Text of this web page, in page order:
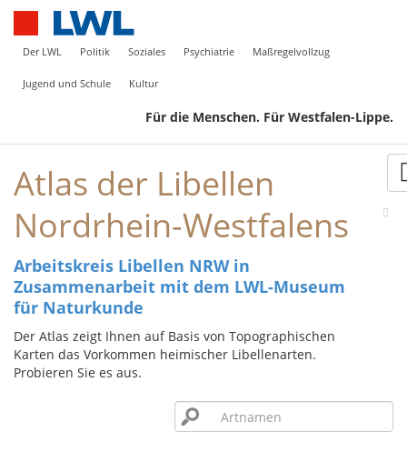
Der LWL Politik Soziales Psychiatrie Maßregelvollzug
Jugend und Schule Kultur
Für die Menschen. Für Westfalen-Lippe.
Atlas der Libellen
Nordrhein-Westfalens
Arbeitskreis Libellen NRW in
Zusammenarbeit mit dem LWL-Museum
für Naturkunde
Der Atlas zeigt Ihnen auf Basis von Topographischen
Karten das Vorkommen heimischer Libellenarten.
Probieren Sie es aus.